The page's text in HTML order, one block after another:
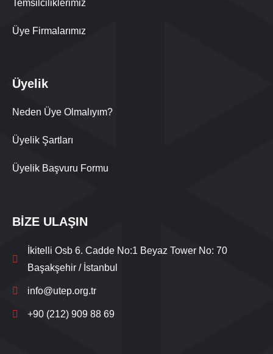
Temsilciliklerimiz
Üye Firmalarımız
Üyelik
Neden Üye Olmalıyım?
Üyelik Şartları
Üyelik Başvuru Formu
BİZE ULAŞIN
İkitelli Osb 6. Cadde No:1 Beyaz Tower No: 70
Başakşehir / İstanbul
info@utep.org.tr
+90 (212) 909 88 69